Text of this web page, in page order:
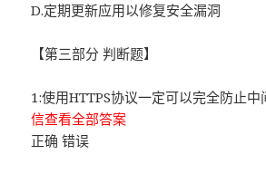
D.定期更新应用以修复安全漏洞
【第三部分 判断题】
1:使用HTTPS协议一定可以完全防止
信查看全部答案
正确 错误